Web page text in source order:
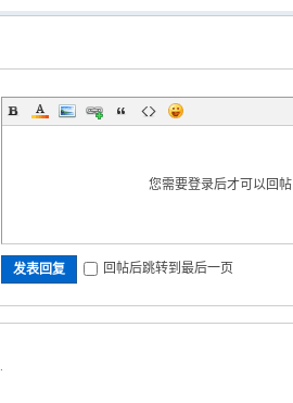
您需要登录后才可以回帖
发表回复 回帖后跳转到最后一页